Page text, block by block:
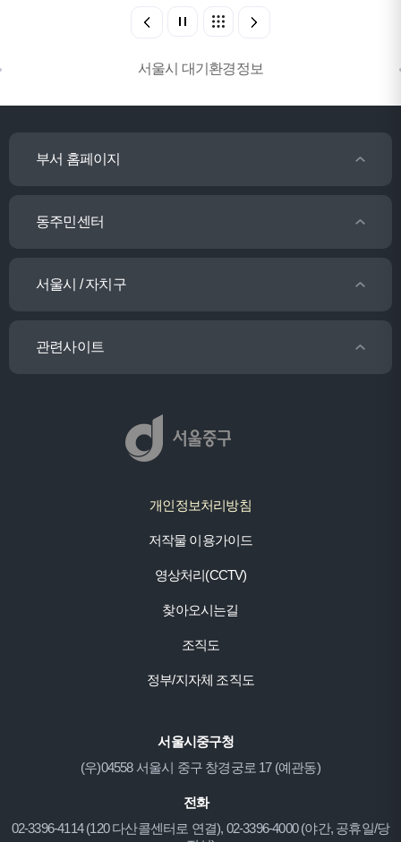
서울시 대기환경정보
부서 홈페이지
동주민센터
서울시 / 자치구
관련사이트
개인정보처리방침
저작물 이용가이드
영상처리(CCTV)
찾아오시는길
조직도
정부/지자체 조직도
서울시중구청
(우)04558 서울시 중구 창경궁로 17 (예관동)
전화
02-3396-4114 (120 다산콜센터로 연결), 02-3396-4000 (야간, 공휴일/당